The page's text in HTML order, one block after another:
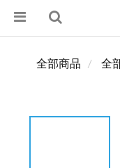
全部商品 全